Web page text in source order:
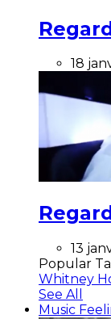
18
13
Popular
Whitney
See All
Music